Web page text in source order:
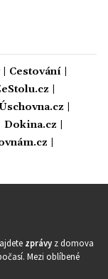
| Cestování|
Dokina.cz
zprávy z domova
Mezi oblíbené